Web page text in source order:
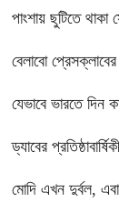
পাংশায় ছুটিতে
বেলাবো
যেভাবে ভারতে দিন
ড্যাবের
মোদি এখন দুর্বল,